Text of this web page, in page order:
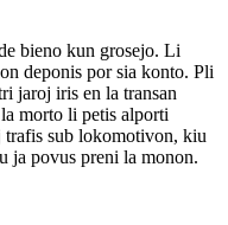
bieno kun grosejo. Li
deponis por sia konto. Pli
jaroj iris en la transan
morto li petis alporti
trafis sub lokomotivon, kiu
ja povus preni la monon.